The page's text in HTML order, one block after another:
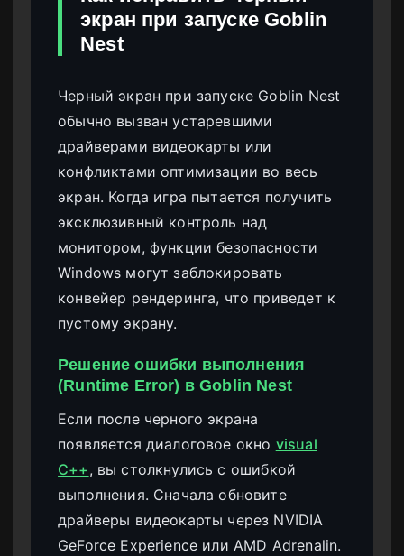
экран при запуске Goblin
Nest
Черный экран при запуске Goblin Nest
обычно вызван устаревшими
драйверами видеокарты или
конфликтами оптимизации во весь
экран. Когда игра пытается получить
эксклюзивный контроль над
монитором, функции безопасности
Windows могут заблокировать
конвейер рендеринга, что приведет к
пустому экрану.
Решение ошибки выполнения
(Runtime Error) в Goblin Nest
Если после черного экрана
появляется диалоговое окно visual
C++, вы столкнулись с ошибкой
выполнения. Сначала обновите
драйверы видеокарты через NVIDIA
GeForce Experience или AMD Adrenalin.